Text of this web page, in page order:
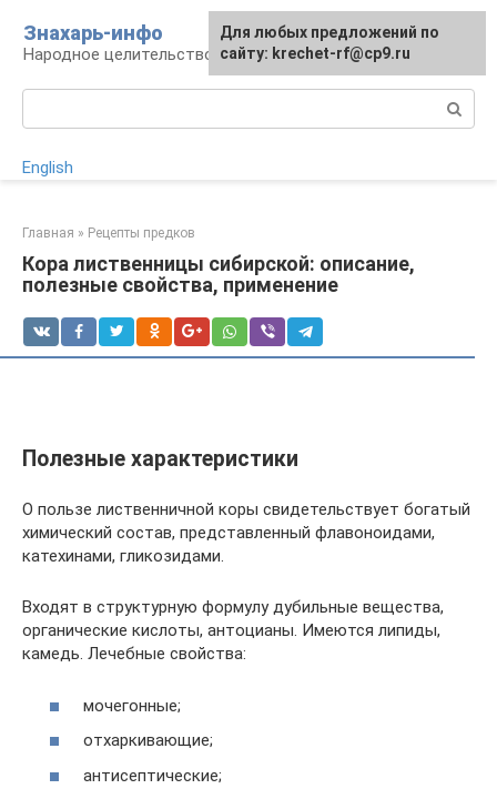
контенту
Знахарь-инфо
Народное целительство: рецепты и методы
English
Главная » Рецепты предков
Кора лиственницы сибирской: описание,
полезные свойства, применение
Полезные характеристики
О пользе лиственничной коры свидетельствует богатый
химический состав, представленный флавоноидами,
катехинами, гликозидами.
Входят в структурную формулу дубильные вещества,
органические кислоты, антоцианы. Имеются липиды,
камедь. Лечебные свойства:
мочегонные;
отхаркивающие;
антисептические;
Для любых предложений по
сайту: krechet-rf@cp9.ru